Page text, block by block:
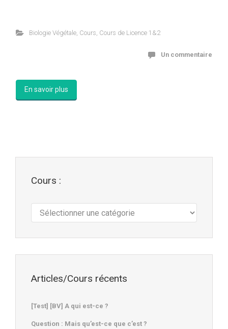
Biologie Végétale, Cours Cours de Licence 1&2
Un commentaire
En savoir plus
Cours :
Articles/Cours récents
[Test] [BV] A qui est-ce ?
Question : Mais qu’est-ce que c’est ?